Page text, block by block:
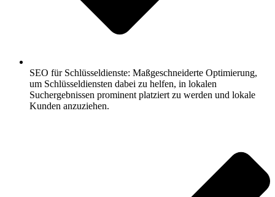
SEO für Schlüsseldienste: Maßgeschneiderte Optimierung,
um Schlüsseldiensten dabei zu helfen, in lokalen
Suchergebnissen prominent platziert zu werden und lokale
Kunden anzuziehen.